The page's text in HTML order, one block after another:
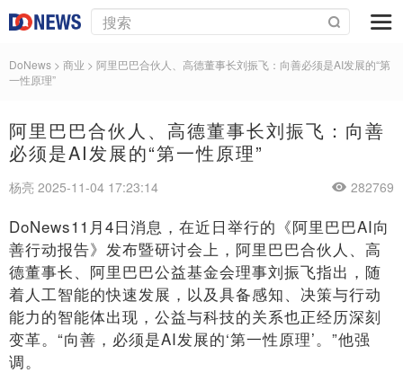
DoNews > 商业 > 阿里巴巴合伙人、高德董事长刘振飞：向善必须是AI发展的“第
一性原理”
阿里巴巴合伙人、高德董事长刘振飞：向善
必须是AI发展的“第一性原理”
杨亮 2025-11-04 17:23:14 282769
DoNews11月4日消息，在近日举行的《阿里巴巴AI向
善行动报告》发布暨研讨会上，阿里巴巴合伙人、高
德董事长、阿里巴巴公益基金会理事刘振飞指出，随
着人工智能的快速发展，以及具备感知、决策与行动
能力的智能体出现，公益与科技的关系也正经历深刻
变革。“向善，必须是AI发展的‘第一性原理’。”他强
调。